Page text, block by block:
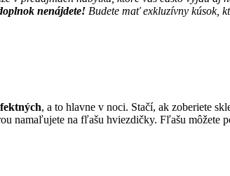
nenájdete! Budete mať exkluzívny kúsok,
, a to hlavne v noci. Stačí, ak zoberiete
namaľujete na fľašu hviezdičky. Fľašu môžete